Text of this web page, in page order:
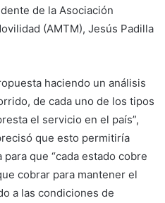
de la Asociación
(AMTM), Jesús Padilla
haciendo un análisis
de cada uno de los tipos
el servicio en el país”,
que esto permitiría
que “cada estado cobre
cobrar para mantener el
a las condiciones de